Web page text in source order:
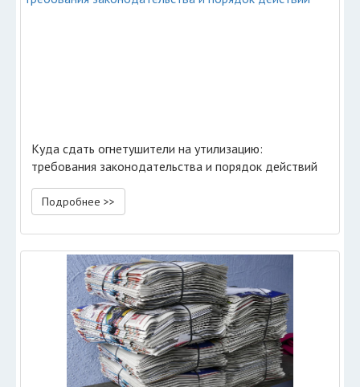
Куда сдать огнетушители на утилизацию:
требования законодательства и порядок действий
Подробнее >>